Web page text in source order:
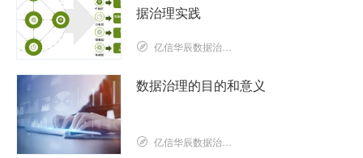
据治理实践
亿信华辰数据治理研究院
数据治理的目的和意义
亿信华辰数据治理研究院